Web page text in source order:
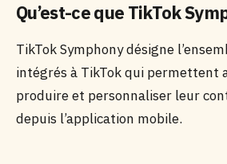
Qu’est-ce que TikTok
TikTok Symphony désigne
intégrés à TikTok qui permettent
produire et personnaliser leur
depuis l’application mobile.